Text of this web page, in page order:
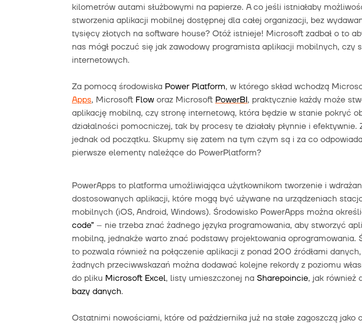
kilometrów autami służbowymi na papierze. A co jeśli istniałaby
stworzenia aplikacji mobilnej dostępnej dla całej organizacji, bez
tysięcy złotych na software house? Otóż istnieje! Microsoft zadbał o to
nas mógł poczuć się jak zawodowy programista aplikacji mobilnych, czy
internetowych.
Za pomocą środowiska Power Platform, w którego skład wchodzą
Apps, Microsoft Flow oraz Microsoft PowerBI, praktycznie każdy może
aplikację mobilną, czy stronę internetową, która będzie w stanie pokryć
działalności pomocniczej, tak by procesy te działały płynnie i efektywnie.
jednak od początku. Skupmy się zatem na tym czym są i za co
pierwsze elementy należące do PowerPlatform?
PowerApps to platforma umożliwiająca użytkownikom tworzenie i
dostosowanych aplikacji, które mogą być używane na urządzeniach
mobilnych (iOS, Android, Windows). Środowisko PowerApps można
code” – nie trzeba znać żadnego języka programowania, aby stworzyć
mobilną, jednakże warto znać podstawy projektowania oprogramowania.
to pozwala również na połączenie aplikacji z ponad 200 źródłami
żadnych przeciwwskazań można dodawać kolejne rekordy z poziomu
do pliku Microsoft Excel, listy umieszczonej na Sharepoincie, jak również
bazy danych.
Ostatnimi nowościami, które od października już na stałe zagoszczą jako